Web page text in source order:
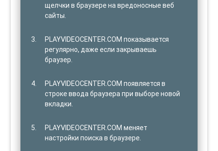
щелчки в браузере на вредоносные веб
сайты.
PLAYVIDEOCENTER.COM показывается
регулярно, даже если закрываешь
браузер.
PLAYVIDEOCENTER.COM появляется в
строке ввода браузера при выборе новой
вкладки.
PLAYVIDEOCENTER.COM меняет
настройки поиска в браузере.